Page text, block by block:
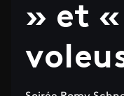
» et «